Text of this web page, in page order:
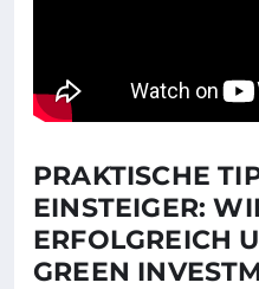
PRAKTISCHE
EINSTEIGER:
ERFOLGREICH
GREEN